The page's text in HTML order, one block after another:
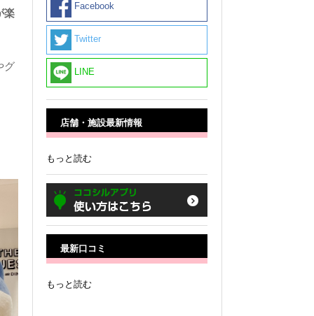
楽
グ
Facebook
Twitter
LINE
店舗・施設最新情報
もっと読む
最新口コミ
もっと読む